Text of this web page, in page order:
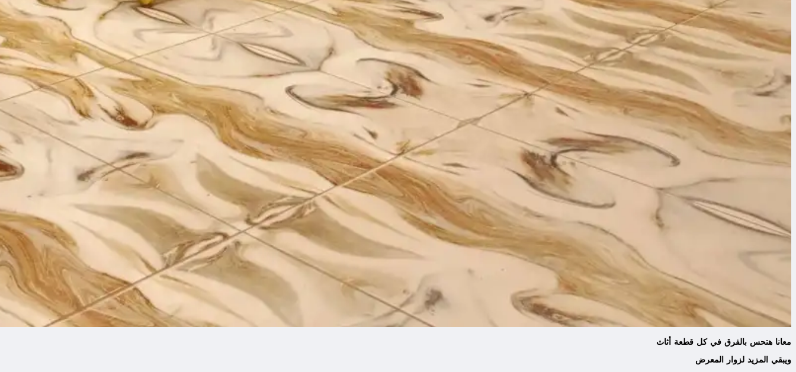
معانا هتحس بالفرق في كل قطعة أثاث
ويبقي المزيد لزوار المعرض